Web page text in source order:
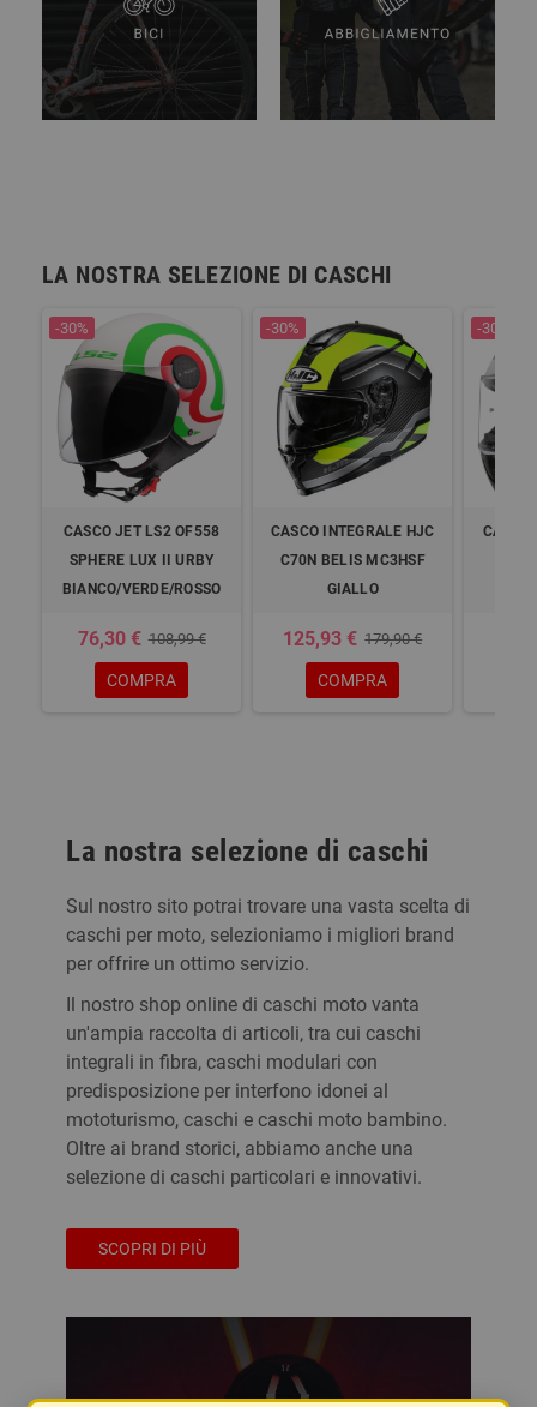
LA NOSTRA SELEZIONE DI CASCHI
-30%
CASCO JET LS2 OF558
SPHERE LUX II URBY
BIANCO/VERDE/ROSSO
76,30 € 108,99 €
COMPRA
-30%
CASCO INTEGRALE HJC
C70N BELIS MC3HSF
GIALLO
125,93 € 179,90 €
COMPRA
-30%
CASCO
La nostra selezione di caschi
Sul nostro sito potrai trovare una vasta scelta di
caschi per moto, selezioniamo i migliori brand
per offrire un ottimo servizio.
Il nostro shop online di caschi moto vanta
un'ampia raccolta di articoli, tra cui caschi
integrali in fibra, caschi modulari con
predisposizione per interfono idonei al
mototurismo, caschi e caschi moto bambino.
Oltre ai brand storici, abbiamo anche una
selezione di caschi particolari e innovativi.
SCOPRI DI PIÙ